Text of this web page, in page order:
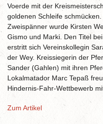
Voerde mit der
goldenen Schleife
Zweispänner wurde Kirsten
Gismo und Marki. Den Titel
erstritt sich Vereinskollegin
der Wey. Kreissiegerin der
Sander (Gahlen) mit ihren
Lokalmatador Marc Tepaß
Hindernis-Fahr-Wettbewerb
Zum Artikel